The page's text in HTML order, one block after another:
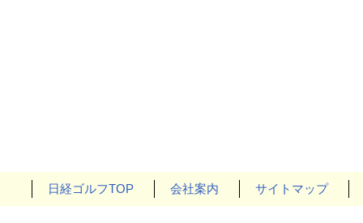
日経ゴルフTOP 会社案内 サイトマップ